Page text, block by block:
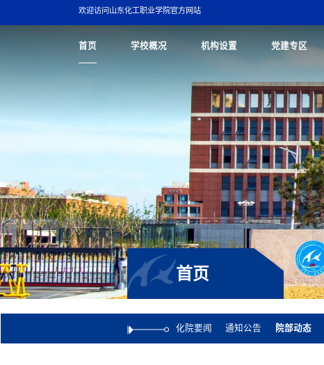
欢迎访问山东化工职业学院官方网站
首页 学校概况 机构设置 党建专区
首页
化院要闻 通知公告 院部动态